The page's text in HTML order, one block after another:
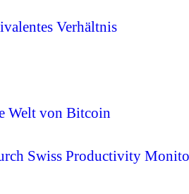
Verhältnis
Welt von Bitcoin
Swiss Productivity